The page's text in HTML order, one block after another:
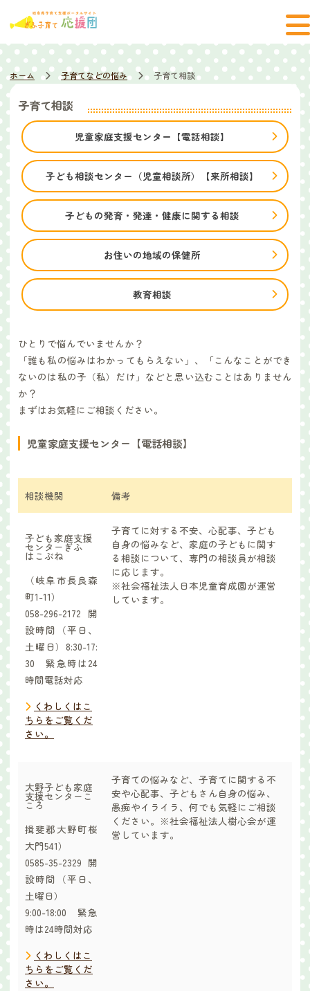
ホーム 子育てなどの悩み 子育て相談
子育て相談
児童家庭支援センター【電話相談】
子ども相談センター（児童相談所）【来所相談】
子どもの発育・発達・健康に関する相談
お住いの地域の保健所
教育相談
ひとりで悩んでいませんか？
「誰も私の悩みはわかってもらえない」、「こんなことができ
ないのは私の子（私）だけ」などと思い込むことはありません
か？
まずはお気軽にご相談ください。
児童家庭支援センター【電話相談】
相談機関 備考
子ども家庭支援
センターぎふ
はこぶね
（岐阜市長良森
町1-11）
058-296-2172開
設時間（平日、
土曜日）8:30-17:
30 緊急時は24
時間電話対応
くわしくはこ
ちらをご覧くだ
さい。
子育てに対する不安、心配事、子ども
自身の悩みなど、家庭の子どもに関す
る相談について、専門の相談員が相談
に応じます。
※社会福祉法人日本児童育成園が運営
しています。
大野子ども家庭
支援センターこ
ころ
揖斐郡大野町桜
大門541）
0585-35-2329開
設時間（平日、
土曜日）
9:00-18:00 緊急
時は24時間対応
くわしくはこ
ちらをご覧くだ
さい。
子育ての悩みなど、子育てに関する不
安や心配事、子どもさん自身の悩み、
愚痴やイライラ、何でも気軽にご相談
ください。※社会福祉法人樹心会が運
営しています。